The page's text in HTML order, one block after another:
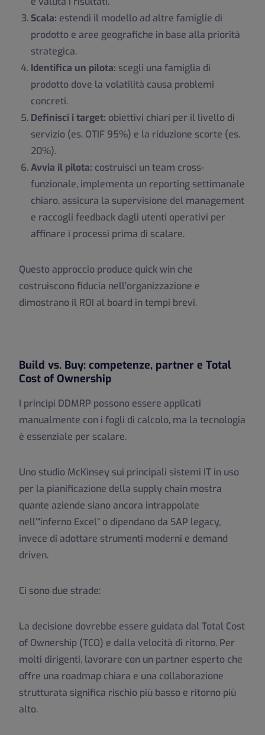
Scala: estendi il modello ad altre famiglie di
prodotto e aree geografiche in base alla priorità
strategica.
Identifica un pilota: scegli una famiglia di
prodotto dove la volatilità causa problemi
concreti.
Definisci i target: obiettivi chiari per il livello di
servizio (es. OTIF 95%) e la riduzione scorte (es.
20%).
Avvia il pilota: costruisci un team cross-
funzionale, implementa un reporting settimanale
chiaro, assicura la supervisione del management
e raccogli feedback dagli utenti operativi per
affinare i processi prima di scalare.
Questo approccio produce quick win che
costruiscono fiducia nell’organizzazione e
dimostrano il ROI al board in tempi brevi.
Build vs. Buy: competenze, partner e Total
Cost of Ownership
I principi DDMRP possono essere applicati
manualmente con i fogli di calcolo, ma la tecnologia
è essenziale per scalare.
Uno studio McKinsey sui principali sistemi IT in uso
per la pianificazione della supply chain mostra
quante aziende siano ancora intrappolate
nell’“inferno Excel” o dipendano da SAP legacy,
invece di adottare strumenti moderni e demand
driven.
Ci sono due strade:
La decisione dovrebbe essere guidata dal Total Cost
of Ownership (TCO) e dalla velocità di ritorno. Per
molti dirigenti, lavorare con un partner esperto che
offre una roadmap chiara e una collaborazione
strutturata significa rischio più basso e ritorno più
alto.